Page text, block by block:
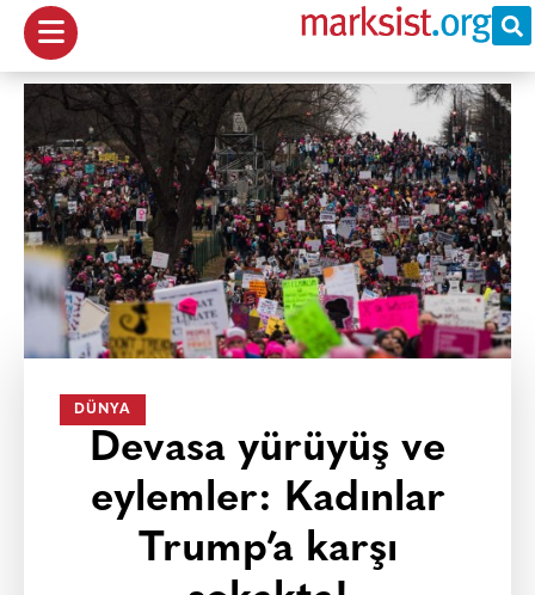
DÜNYA
Devasa yürüyüş ve
eylemler: Kadınlar
Trump’a karşı